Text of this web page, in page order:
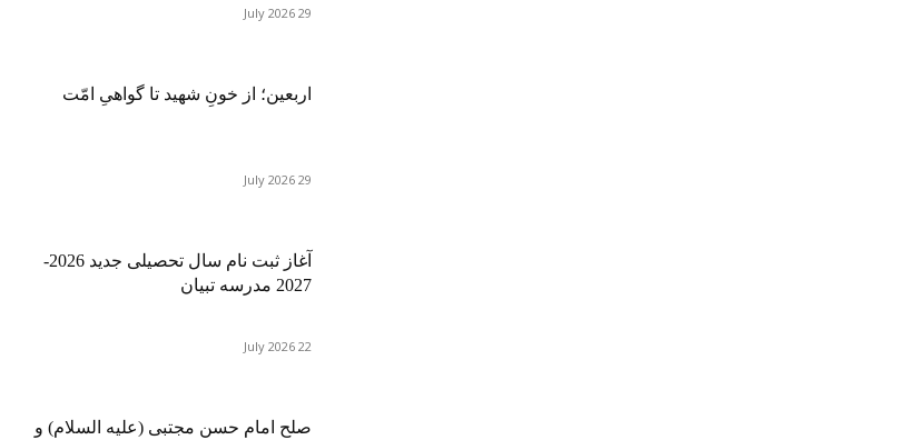
29 July 2026
اربعین؛ از خونِ شهید تا گواهیِ امّت
29 July 2026
آغاز ثبت نام سال تحصیلی جدید 2026-
2027 مدرسه تبیان
22 July 2026
صلح امام حسن مجتبی (علیه السلام) و